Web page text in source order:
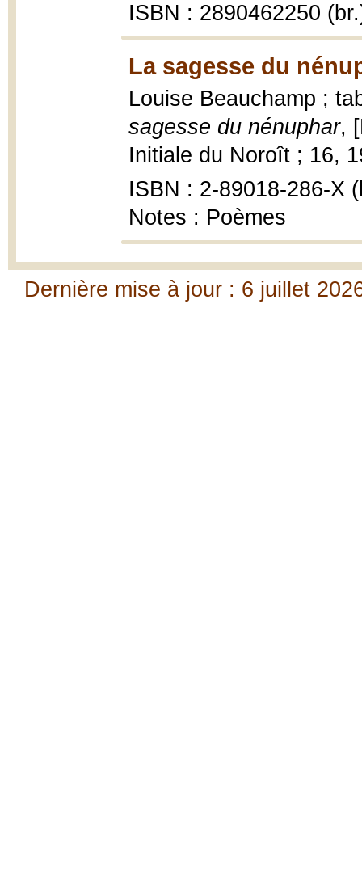
ISBN : 2890462250
La sagesse du
Louise Beauchamp ;
sagesse du nénuphar,
Initiale du Noroît ; 16,
ISBN : 2-89018-286-X
Notes : Poèmes
Dernière mise à jour : 6 juillet